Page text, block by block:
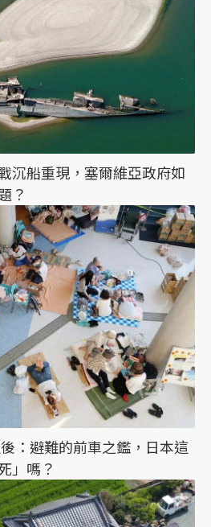
沉船重現，塞爾維亞政府如
？
：避難的前車之鑑，日本這
」嗎？